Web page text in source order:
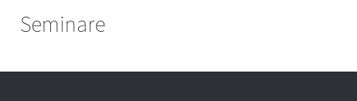
Seminare